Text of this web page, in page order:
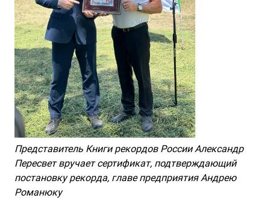
Представитель Книги рекордов России Александр
Пересвет вручает сертификат, подтверждающий
постановку рекорда, главе предприятия Андрею
Романюку